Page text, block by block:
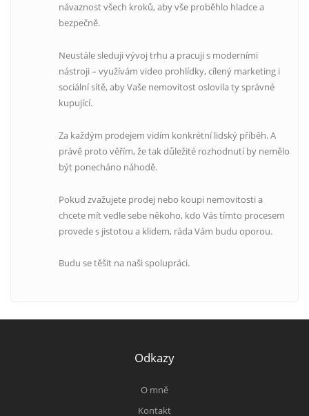
návaznost všech kroků, aby vše proběhlo hladce a
bezpečně.
Neustále sleduji vývoj trhu a pracuji s moderními
nástroji – využívám video prohlídky, cílený marketing i
sociální sítě, aby Vaše nemovitost oslovila ty správné
kupující.
Za každým prodejem vidím konkrétní lidský příběh. A
právě proto věřím, že tak důležité rozhodnutí by nemělo
být ponecháno náhodě.
Pokud zvažujete prodej nebo koupi nemovitosti a
chcete mít vedle sebe někoho, kdo Vás tímto procesem
provede s jistotou a klidem, ráda Vám budu oporou.
Budu se těšit na naši spolupráci.
Odkazy
O mně
Kontakt